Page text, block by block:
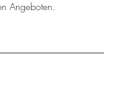
Angeboten.